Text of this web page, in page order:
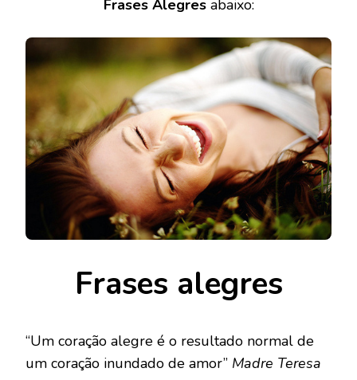
Frases Alegres abaixo:
Frases alegres
“Um coração alegre é o resultado normal de
um coração inundado de amor” Madre Teresa